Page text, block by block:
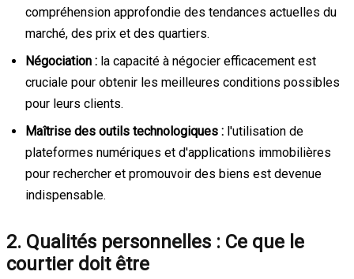
compréhension approfondie des tendances actuelles du
marché, des prix et des quartiers.
Négociation : la capacité à négocier efficacement est
cruciale pour obtenir les meilleures conditions possibles
pour leurs clients.
Maîtrise des outils technologiques : l'utilisation de
plateformes numériques et d'applications immobilières
pour rechercher et promouvoir des biens est devenue
indispensable.
2. Qualités personnelles : Ce que le
courtier doit être